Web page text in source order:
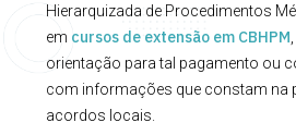
Hierarquizada de Procedimentos
em cursos de extensão em CBHPM
orientação para tal pagamento ou
com informações que constam na
acordos locais.